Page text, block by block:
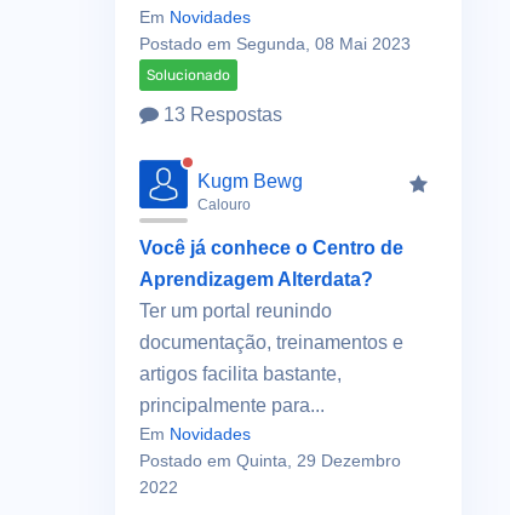
Em Novidades
Postado em Segunda, 08 Mai 2023
Solucionado
13 Respostas
Kugm Bewg
Calouro
Você já conhece o Centro de
Aprendizagem Alterdata?
Ter um portal reunindo
documentação, treinamentos e
artigos facilita bastante,
principalmente para...
Em Novidades
Postado em Quinta, 29 Dezembro
2022